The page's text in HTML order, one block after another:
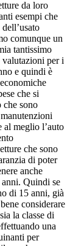
da loro
esempi che
comunque un
tantissimo
valutazioni per i
e quindi è
che si
che sono
al meglio l’auto
che sono
di poter
anche
Quindi se
di 15 anni, già
considerare
la classe di
una
per